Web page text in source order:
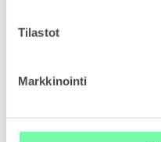
Tilastot
Markkinointi